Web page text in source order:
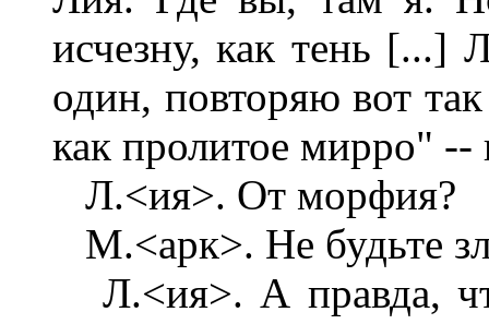
исчезну, как тень
один, повторяю вот
как пролитое мирро" --
Л.<ия>. От морфия?
М.<арк>. Не будьте
Л.<ия>. А правда,